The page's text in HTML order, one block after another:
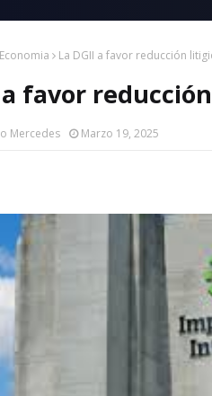
Economia La DGII a favor reducción
a favor
Mercedes Marzo 19, 2025